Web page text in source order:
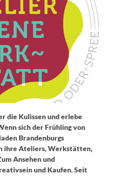
die Kulissen und erlebe
sich der Frühling von
Brandenburgs
ihre Ateliers, Werkstätten,
Ansehen und
und Kaufen. Seit